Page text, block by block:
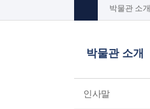
박물관 소개
박물관 소개
인사말